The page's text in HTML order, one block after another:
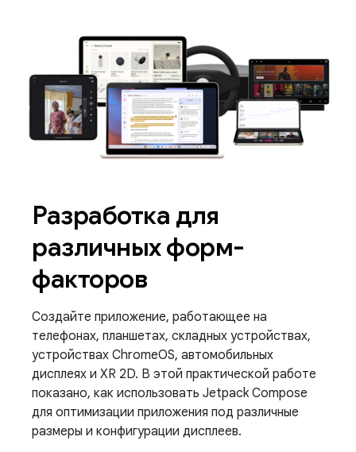
Разработка для
различных форм-
факторов
Создайте приложение, работающее на
телефонах, планшетах, складных устройствах,
устройствах ChromeOS, автомобильных
дисплеях и XR 2D. В этой практической работе
показано, как использовать Jetpack Compose
для оптимизации приложения под различные
размеры и конфигурации дисплеев.